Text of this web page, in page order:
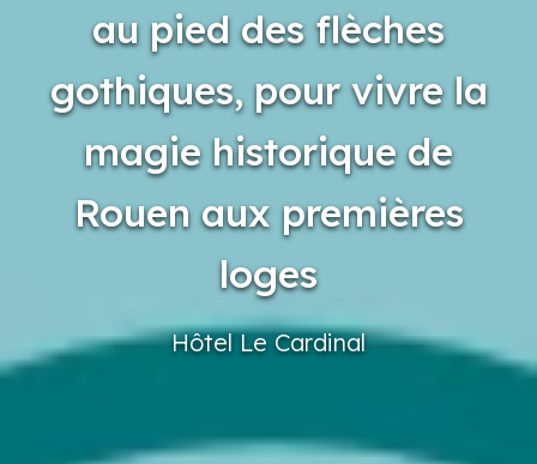
au pied des flèches
gothiques, pour vivre la
magie historique de
Rouen aux premières
loges
Hôtel Le Cardinal